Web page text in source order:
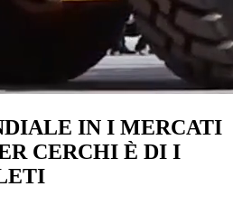
IN I MERCATI
CERCHI È DI I